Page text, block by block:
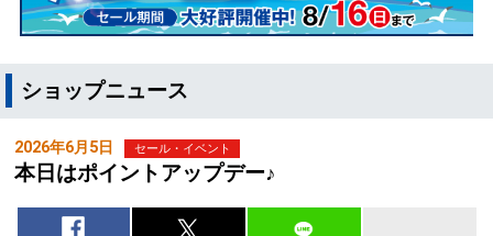
ショップニュース
2026年6月5日 セール・イベント
本日はポイントアップデー♪